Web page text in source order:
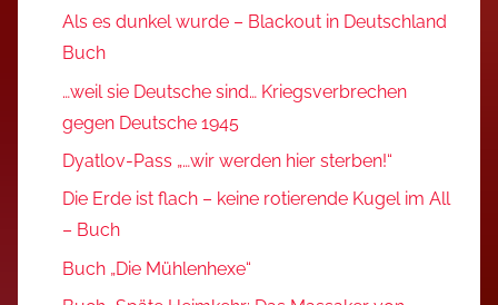
Als es dunkel wurde – Blackout in Deutschland
Buch
…weil sie Deutsche sind… Kriegsverbrechen
gegen Deutsche 1945
Dyatlov-Pass „…wir werden hier sterben!“
Die Erde ist flach – keine rotierende Kugel im All
– Buch
Buch „Die Mühlenhexe“